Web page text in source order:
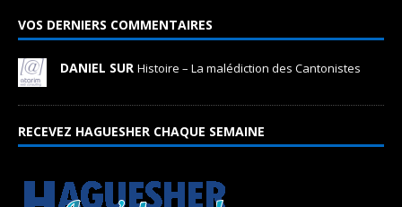
VOS DERNIERS COMMENTAIRES
DANIEL SUR Histoire – La malédiction des Cantonistes
RECEVEZ HAGUESHER CHAQUE SEMAINE